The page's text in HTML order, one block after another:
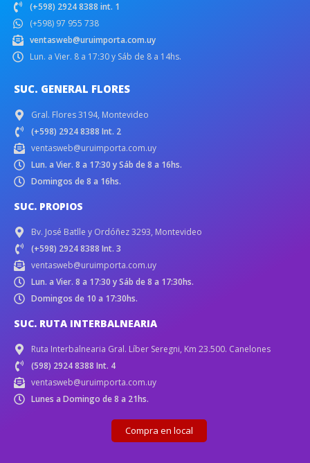
(+598) 2924 8388 int. 1
(+598) 97 955 738
ventasweb@uruimporta.com.uy
Lun. a Vier. 8 a 17:30 y Sáb de 8 a 14hs.
SUC. GENERAL FLORES
Gral. Flores 3194, Montevideo
(+598) 2924 8388 Int. 2
ventasweb@uruimporta.com.uy
Lun. a Vier. 8 a 17:30 y Sáb de 8 a 16hs.
Domingos de 8 a 16hs.
SUC. PROPIOS
Bv. José Batlle y Ordóñez 3293, Montevideo
(+598) 2924 8388 Int. 3
ventasweb@uruimporta.com.uy
Lun. a Vier. 8 a 17:30 y Sáb de 8 a 17:30hs.
Domingos de 10 a 17:30hs.
SUC. RUTA INTERBALNEARIA
Ruta Interbalnearia Gral. Líber Seregni, Km 23.500. Canelones
(598) 2924 8388 Int. 4
ventasweb@uruimporta.com.uy
Lunes a Domingo de 8 a 21hs.
Compra en local